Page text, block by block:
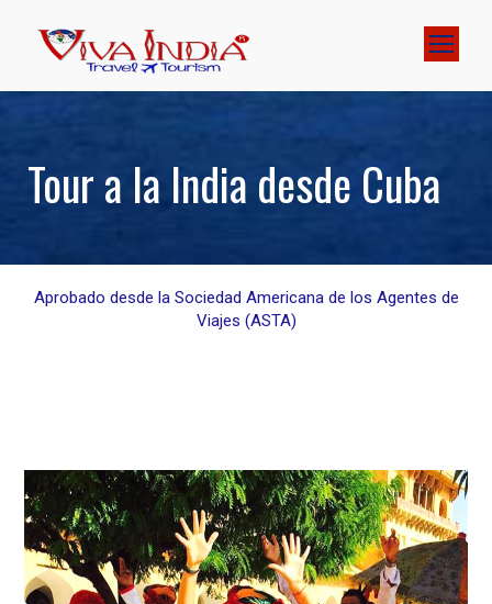
Tour a la India desde Cuba
Aprobado desde la Sociedad Americana de los Agentes de
Viajes (ASTA)